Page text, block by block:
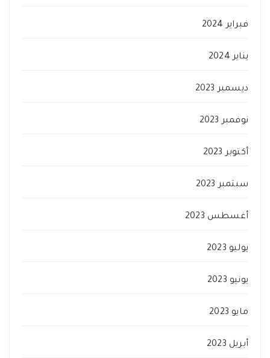
فبراير 2024
يناير 2024
ديسمبر 2023
نوفمبر 2023
أكتوبر 2023
سبتمبر 2023
أغسطس 2023
يوليو 2023
يونيو 2023
مايو 2023
أبريل 2023